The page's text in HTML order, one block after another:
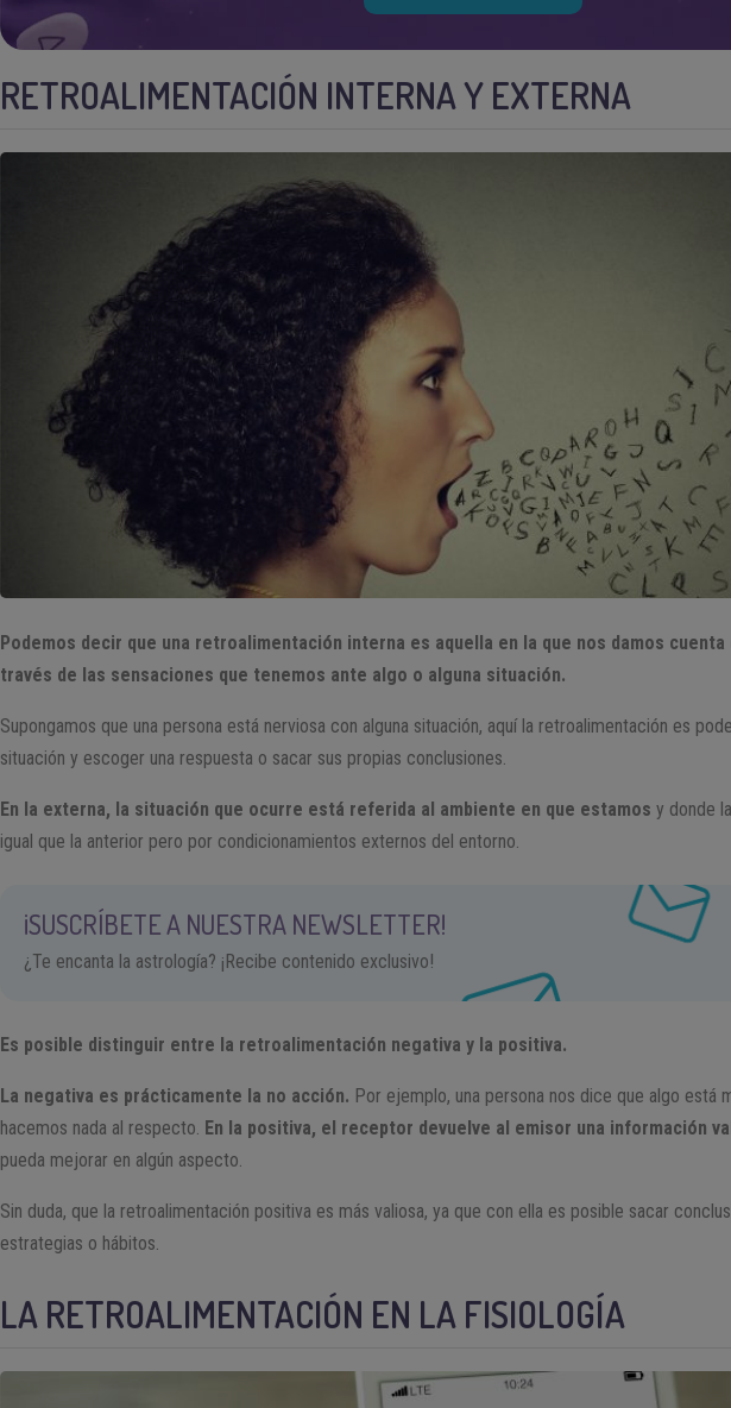
RETROALIMENTACIÓN INTERNA Y EXTERNA
Podemos decir que una retroalimentación interna es aquella en la que nos damos cuenta
través de las sensaciones que tenemos ante algo o alguna situación.
Supongamos que una persona está nerviosa con alguna situación, aquí la retroalimentación es
situación y escoger una respuesta o sacar sus propias conclusiones.
En la externa, la situación que ocurre está referida al ambiente en que estamos y donde
igual que la anterior pero por condicionamientos externos del entorno.
¡SUSCRÍBETE A NUESTRA NEWSLETTER!
¿Te encanta la astrología? ¡Recibe contenido exclusivo!
Es posible distinguir entre la retroalimentación negativa y la positiva.
La negativa es prácticamente la no acción. Por ejemplo, una persona nos dice que algo está
hacemos nada al respecto. En la positiva, el receptor devuelve al emisor una información
pueda mejorar en algún aspecto.
Sin duda, que la retroalimentación positiva es más valiosa, ya que con ella es posible sacar
estrategias o hábitos.
LA RETROALIMENTACIÓN EN LA FISIOLOGÍA